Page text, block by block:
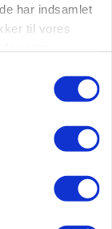
har indsamlet
til vores
vil
800.000 ton